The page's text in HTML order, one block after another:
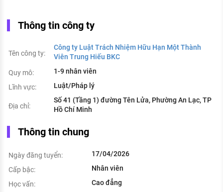
Thông tin công ty
Tên công ty:
Công ty Luật Trách Nhiệm Hữu Hạn Một Thành
Viên Trung Hiếu BKC
Quy mô:
1-9 nhân viên
Lĩnh vực:
Luật/Pháp lý
Địa chỉ:
Số 41 (Tầng 1) đường Tên Lửa, Phường An Lạc, TP
Hồ Chí Minh
Thông tin chung
Ngày đăng tuyển:
17/04/2026
Cấp bậc:
Nhân viên
Học vấn:
Cao đẳng